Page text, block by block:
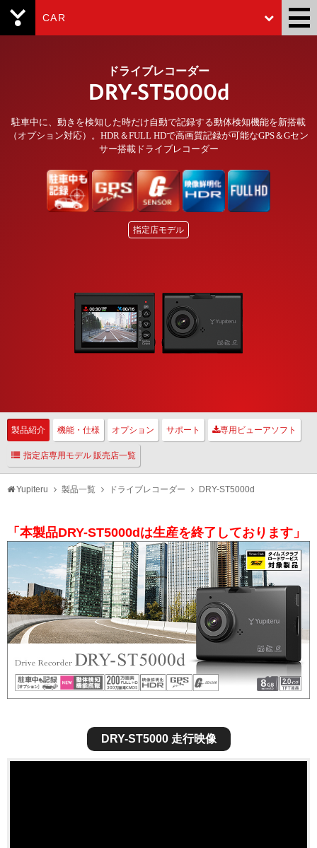
CAR
ドライブレコーダー
DRY-ST5000d
駐車中に、動きを検知した時だけ自動で記録する動体検知機能を新搭載
（オプション対応）。HDR＆FULL HDで高画質記録が可能なGPS＆Gセン
サー搭載ドライブレコーダー
指定店モデル
製品紹介 機能・仕様 オプション サポート 専用ビューアソフト
指定店専用モデル 販売店一覧
Yupiteru 製品一覧 ドライブレコーダー DRY-ST5000d
「本製品DRY-ST5000dは生産を終了しております」
DRY-ST5000 走行映像